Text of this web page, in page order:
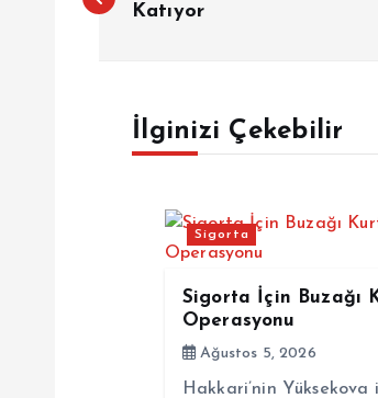
a
Katıyor
İlginizi Çekebilir
Sigorta
Sigorta İçin Buzağı
Operasyonu
Ağustos 5, 2026
Hakkari’nin Yüksekova